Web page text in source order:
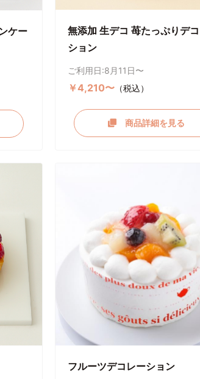
ケー
無添加 生デコ 苺たっぷりデ
ション
ご利用日:8月11日〜
￥4,210〜（税込）
商品詳細を見る
フルーツデコレーション